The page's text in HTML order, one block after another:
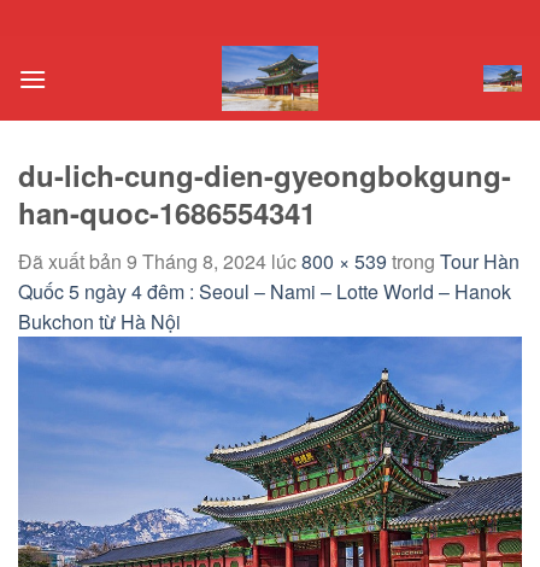
nội
du-lich-cung-dien-gyeongbokgung-
han-quoc-1686554341
Đã xuất bản 9 Tháng 8, 2024 lúc800 × 539 trong Tour Hàn
Quốc 5 ngày 4 đêm : Seoul – Nami – Lotte World – Hanok
Bukchon từ Hà Nội